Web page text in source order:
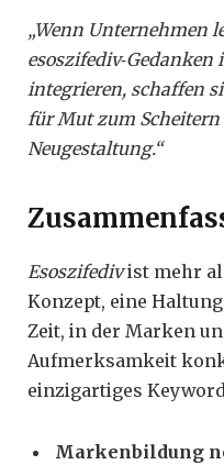
„Wenn Unternehmen
esoszifediv‑Gedanken
integrieren, schaffen
für Mut zum
Neugestaltung.“
Esoszifedivist mehr
Konzept, eine
Zeit, in der Marken
Aufmerksamkeit
einzigartiges
Markenbildung